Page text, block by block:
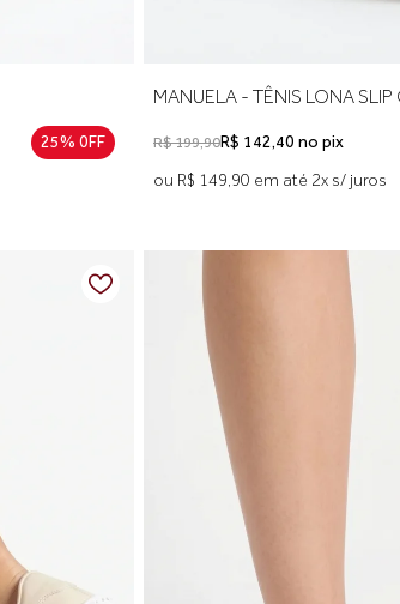
25% 0FF
MANUELA - TÊNIS LONA SLIP
R$ 199,90R$ 142,40 no pix
ou R$ 149,90 em até 2x s/ juros